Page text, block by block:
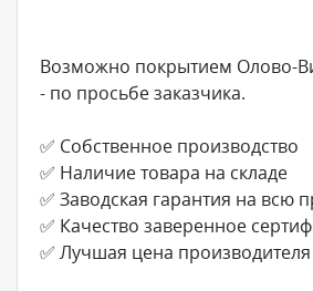
Возможно покрытием Олово-
- по просьбе заказчика.
✅ Собственное производство
✅ Наличие товара на складе
✅ Заводская гарантия на всю
✅ Качество заверенное
✅ Лучшая цена производителя